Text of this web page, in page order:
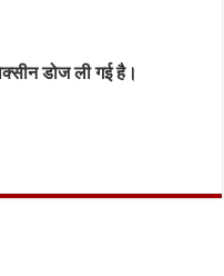
डोज ली गई है।